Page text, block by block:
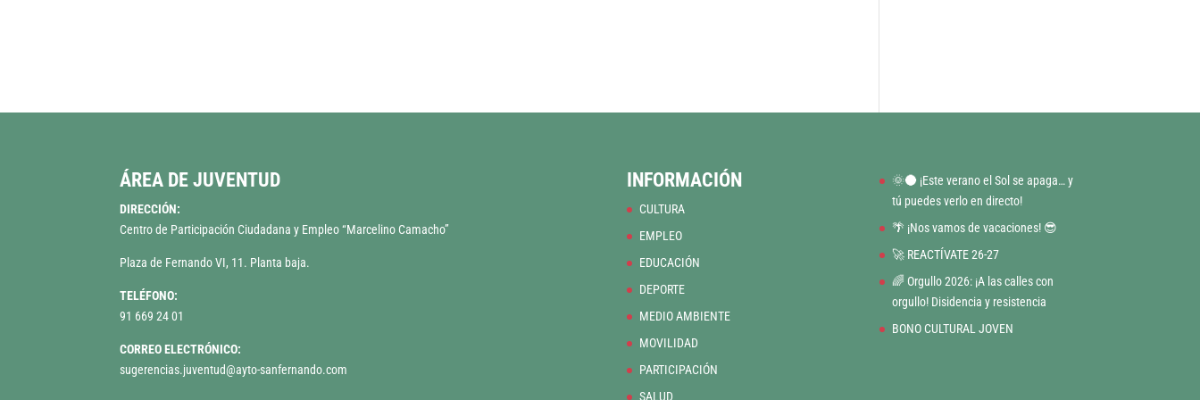
ÁREA DE JUVENTUD
DIRECCIÓN:
Centro de Participación Ciudadana y Empleo “Marcelino Camacho”
Plaza de Fernando VI, 11. Planta baja.
TELÉFONO:
91 669 24 01
CORREO ELECTRÓNICO:
sugerencias.juventud@ayto-sanfernando.com
INFORMACIÓN
CULTURA
EMPLEO
EDUCACIÓN
DEPORTE
MEDIO AMBIENTE
MOVILIDAD
PARTICIPACIÓN
SALUD
🌞🌑 ¡Este verano el Sol se apaga… y
tú puedes verlo en directo!
🌴 ¡Nos vamos de vacaciones! 😎
🚀 REACTÍVATE 26-27
🌈 Orgullo 2026: ¡A las calles con
orgullo! Disidencia y resistencia
BONO CULTURAL JOVEN